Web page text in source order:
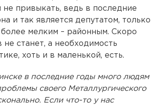
не привыкать, ведь в последние
и так является депутатом, только
мелким – районным. Скоро
не станет, а необходимость
хоть и в маленькой, есть.
в последние годы много людям
своего Металлургического
Если что-то у нас